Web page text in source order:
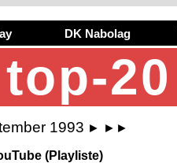
DK Nabolag
20
1993 ► ►►
(Playliste)